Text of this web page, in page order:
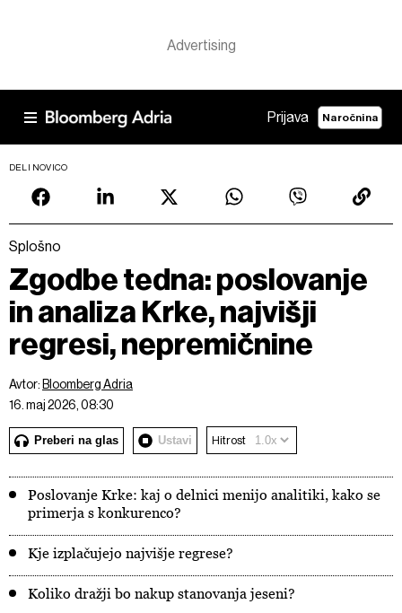
Prijava Naročnina
DELI NOVICO
Splošno
Zgodbe tedna: poslovanje
in analiza Krke, najvišji
regresi, nepremičnine
Avtor: Bloomberg Adria
16. maj 2026, 08:30
Preberi na glas Ustavi Hitrost
Poslovanje Krke: kaj o delnici menijo analitiki, kako se
primerja s konkurenco?
Kje izplačujejo najvišje regrese?
Koliko dražji bo nakup stanovanja jeseni?